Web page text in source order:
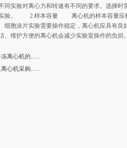
验对离心力和转速有不同的要求。选择时
验。 2.样本容量 离心机的样本容量应根
片实验需要操作稳定，离心机应具有良
、维护方便的离心机会减少实验室操作的负担
离心机的......
心机采购......